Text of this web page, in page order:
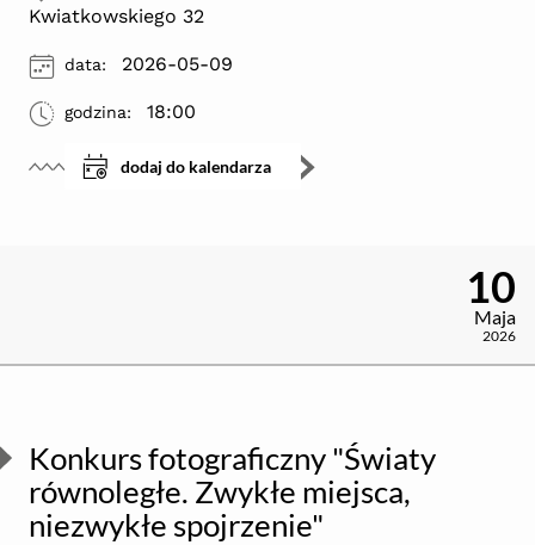
dodaj do kalendarza
Kwiatkowskiego 32
ikona
data: 2026-05-09
ikona
godzina: 18:00
10
Maja
2026
Konkurs fotograficzny "Światy
równoległe. Zwykłe miejsca,
niezwykłe spojrzenie"